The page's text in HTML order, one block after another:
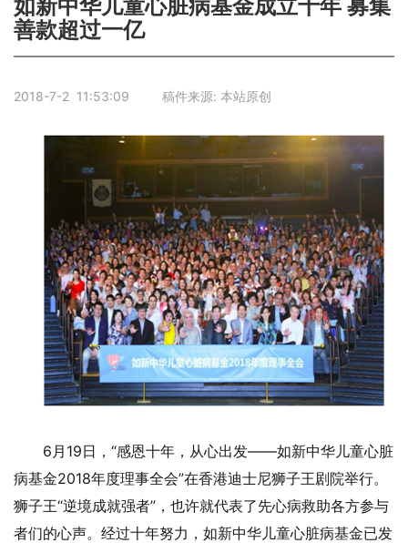
如新中华儿童心脏病基金成立十年 募集
善款超过一亿
2018-7-2 11:53:09 稿件来源: 本站原创
6月19日，“感恩十年，从心出发——如新中华儿童心脏
病基金2018年度理事全会”在香港迪士尼狮子王剧院举行。
狮子王“逆境成就强者”，也许就代表了先心病救助各方参与
者们的心声。经过十年努力，如新中华儿童心脏病基金已发